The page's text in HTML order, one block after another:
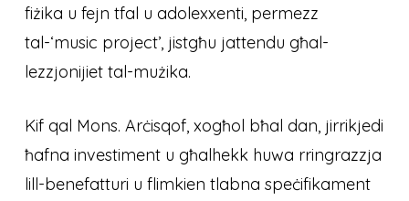
fiżika u fejn tfal u adolexxenti, permezz
tal-‘music project’, jistgħu jattendu għal-
lezzjonijiet tal-mużika.
Kif qal Mons. Arċisqof, xogħol bħal dan, jirrikjedi
ħafna investiment u għalhekk huwa rringrazzja
lill-benefatturi u flimkien tlabna speċifikament